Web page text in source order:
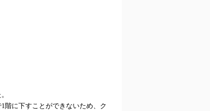
階に下すことができないため、ク